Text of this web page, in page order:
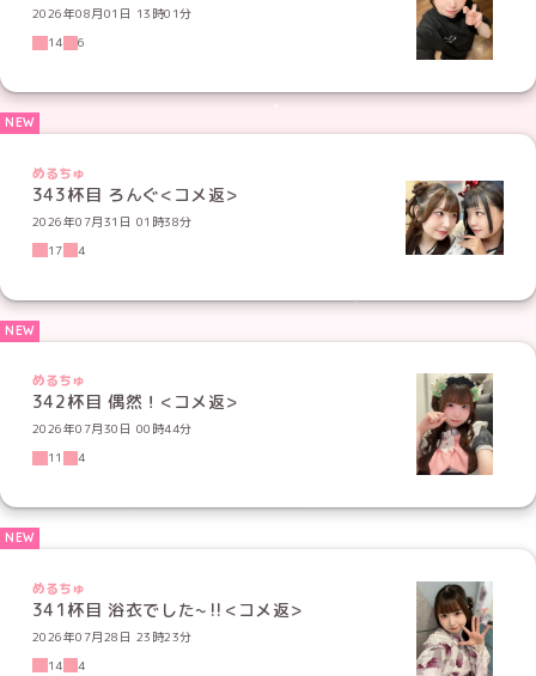
2026年08月01日 13時01分
14
6
めるちゅ
343杯目 ろんぐ<コメ返>
2026年07月31日 01時38分
17
4
めるちゅ
342杯目 偶然！<コメ返>
2026年07月30日 00時44分
11
4
めるちゅ
341杯目 浴衣でした~‼️<コメ返>
2026年07月28日 23時23分
14
4